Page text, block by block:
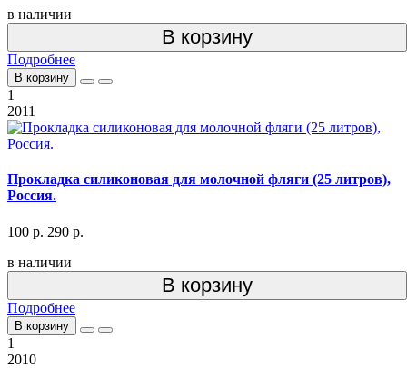
в наличии
В корзину
Подробнее
В корзину
1
2011
Прокладка силиконовая для молочной фляги (25 литров),
Россия.
100 р. 290 р.
в наличии
В корзину
Подробнее
В корзину
1
2010